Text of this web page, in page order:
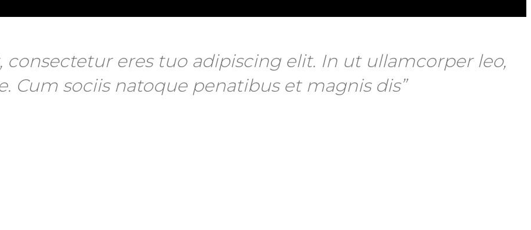
consectetur eres tuo adipiscing elit. In ut ullamcorper leo,
Cum sociis natoque penatibus et magnis dis”